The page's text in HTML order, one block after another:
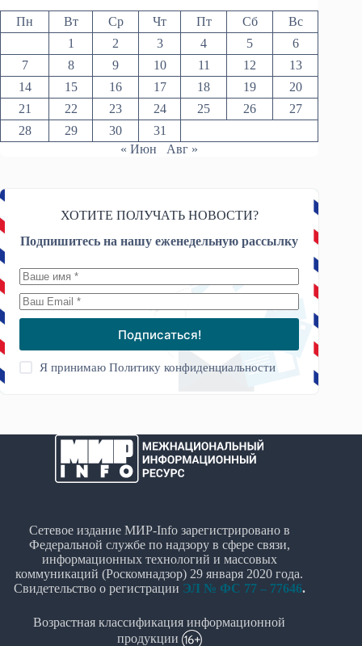
Пн Вт Ср Чт Пт Сб
Вс
1
2 3 4 5
6
7
8 9 10 11 12
13
14
15 16 17 18 19
20
21
22 23 24 25 26
27
28
29 30
31
« Июн
Авг »
ХОТИТЕ ПОЛУЧАТЬ НОВОСТИ?
Подпишитесь на нашу еженедельную рассылку
Подписаться!
Я принимаюПолитику конфиденциальности
Сетевое издание МИР-Info зарегистрировано в
Федеральной службе по надзору в сфере связи,
информационных технологий и массовых
коммуникаций (Роскомнадзор) 29 января 2020 года.
Свидетельство о регистрации ЭЛ № ФС 77 – 77646.
Возрастная классификация информационной
продукции